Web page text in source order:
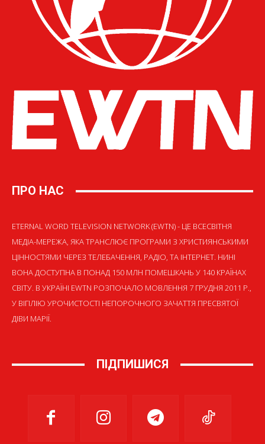
ПРО НАС
ETERNAL WORD TELEVISION NETWORK (EWTN) - ЦЕ ВСЕСВІТНЯ
МЕДІА-МЕРЕЖА, ЯКА ТРАНСЛЮЄ ПРОГРАМИ З ХРИСТИЯНСЬКИМИ
ЦІННОСТЯМИ ЧЕРЕЗ ТЕЛЕБАЧЕННЯ, РАДІО, ТА ІНТЕРНЕТ. НИНІ
ВОНА ДОСТУПНА В ПОНАД 150 МЛН ПОМЕШКАНЬ У 140 КРАЇНАХ
СВІТУ. В УКРАЇНІ EWTN РОЗПОЧАЛО МОВЛЕННЯ 7 ГРУДНЯ 2011 Р.,
У ВІГІЛІЮ УРОЧИСТОСТІ НЕПОРОЧНОГО ЗАЧАТТЯ ПРЕСВЯТОЇ
ДІВИ МАРІЇ.
ПІДПИШИСЯ